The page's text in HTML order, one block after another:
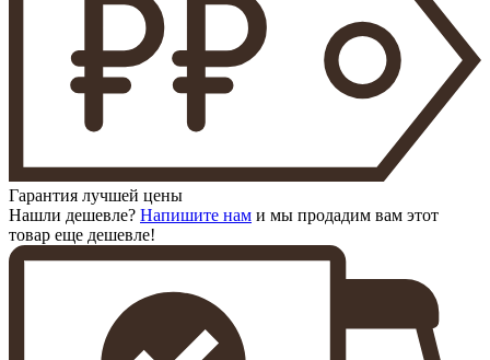
Гарантия лучшей цены
Нашли дешевле? Напишите нам и мы продадим вам этот
товар еще дешевле!